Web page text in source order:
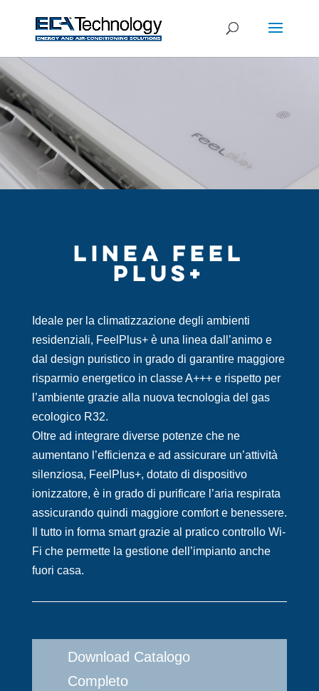
LINEA FEEL
PLUS+
Ideale per la climatizzazione degli ambienti
residenziali, FeelPlus+ è una linea dall’animo e
dal design puristico in grado di garantire maggiore
risparmio energetico in classe A+++ e rispetto per
l’ambiente grazie alla nuova tecnologia del gas
ecologico R32.
Oltre ad integrare diverse potenze che ne
aumentano l’efficienza e ad assicurare un’attività
silenziosa, FeelPlus+, dotato di dispositivo
ionizzatore, è in grado di purificare l’aria respirata
assicurando quindi maggiore comfort e benessere.
Il tutto in forma smart grazie al pratico controllo Wi-
Fi che permette la gestione dell’impianto anche
fuori casa.
Download Catalogo
Completo